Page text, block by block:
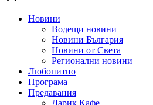
Новини
Водещи новини
Новини България
Новини от Света
Регионални новини
Любопитно
Програма
Предавания
Дарик Кафе